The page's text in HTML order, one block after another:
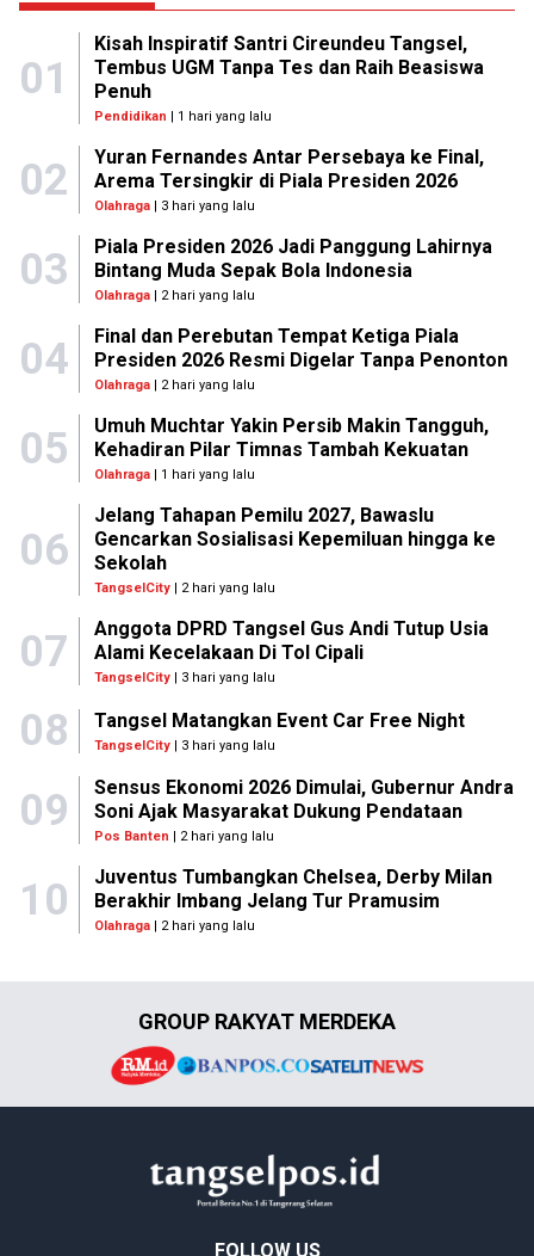
01
Kisah Inspiratif Santri Cireundeu Tangsel,
Tembus UGM Tanpa Tes dan Raih Beasiswa
Penuh
Pendidikan | 1 hari yang lalu
02
Yuran Fernandes Antar Persebaya ke Final,
Arema Tersingkir di Piala Presiden 2026
Olahraga| 3 hari yang lalu
03
Piala Presiden 2026 Jadi Panggung Lahirnya
Bintang Muda Sepak Bola Indonesia
Olahraga| 2 hari yang lalu
04
Final dan Perebutan Tempat Ketiga Piala
Presiden 2026 Resmi Digelar Tanpa Penonton
Olahraga| 2 hari yang lalu
05
Umuh Muchtar Yakin Persib Makin Tangguh,
Kehadiran Pilar Timnas Tambah Kekuatan
Olahraga| 1 hari yang lalu
06
Jelang Tahapan Pemilu 2027, Bawaslu
Gencarkan Sosialisasi Kepemiluan hingga ke
Sekolah
TangselCity| 2 hari yang lalu
07
Anggota DPRD Tangsel Gus Andi Tutup Usia
Alami Kecelakaan Di Tol Cipali
TangselCity| 3 hari yang lalu
08 Tangsel Matangkan Event Car Free Night
TangselCity | 3 hari yang lalu
09
Sensus Ekonomi 2026 Dimulai, Gubernur Andra
Soni Ajak Masyarakat Dukung Pendataan
Pos Banten | 2 hari yang lalu
10
Juventus Tumbangkan Chelsea, Derby Milan
Berakhir Imbang Jelang Tur Pramusim
Olahraga| 2 hari yang lalu
GROUP RAKYAT MERDEKA
FOLLOW US